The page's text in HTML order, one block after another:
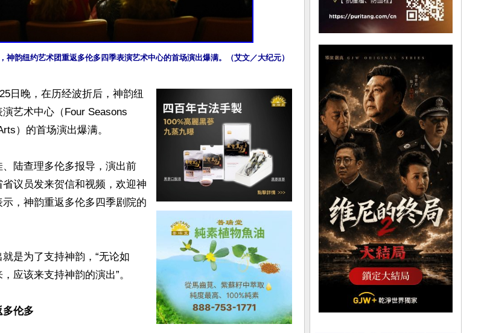
神韵纽约艺术团重返多伦多四季表演艺术中心的首场演出爆满。（艾文／大纪元）
日晚，在历经波折后，神韵纽
艺术中心（Four Seasons
）的首场演出爆满。
陆查理多伦多报导，演出前
议员发来贺信和视频，欢迎神
，神韵重返多伦多四季剧院的
是为了支持神韵，“无论如
应该来支持神韵的演出”。
多伦多